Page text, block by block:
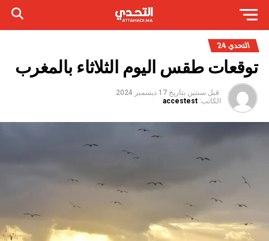
التحدي 24
توقعات طقس اليوم الثلاثاء بالمغرب
قبل سنتين بتاريخ 17 ديسمبر 2024
الكاتب: accestest